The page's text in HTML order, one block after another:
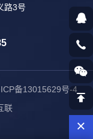
路3号
备13015629号-4
联